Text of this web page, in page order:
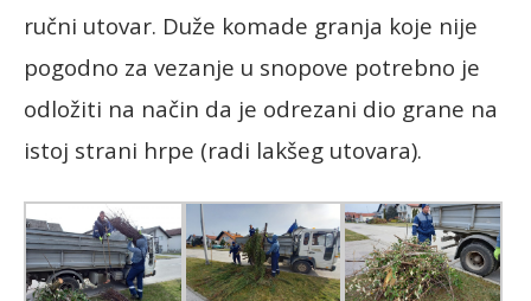
ručni utovar. Duže komade granja koje nije
pogodno za vezanje u snopove potrebno je
odložiti na način da je odrezani dio grane na
istoj strani hrpe (radi lakšeg utovara).